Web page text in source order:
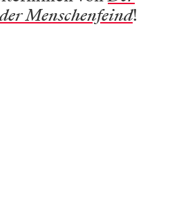
Menschenfeind!